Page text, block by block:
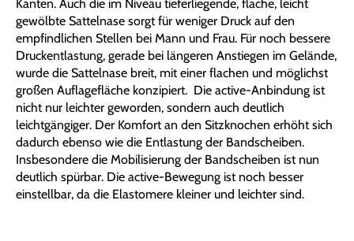
Kanten. Auch die im Niveau tieferliegende, flache, leicht
gewölbte Sattelnase sorgt für weniger Druck auf den
empfindlichen Stellen bei Mann und Frau. Für noch bessere
Druckentlastung, gerade bei längeren Anstiegen im Gelände,
wurde die Sattelnase breit, mit einer flachen und möglichst
großen Auflagefläche konzipiert. Die active-Anbindung ist
nicht nur leichter geworden, sondern auch deutlich
leichtgängiger. Der Komfort an den Sitzknochen erhöht sich
dadurch ebenso wie die Entlastung der Bandscheiben.
Insbesondere die Mobilisierung der Bandscheiben ist nun
deutlich spürbar. Die active-Bewegung ist noch besser
einstellbar, da die Elastomere kleiner und leichter sind.